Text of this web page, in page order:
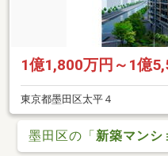
1億1,800万円～1億
東京都墨田区太平４
墨田区の「 新築マンシ